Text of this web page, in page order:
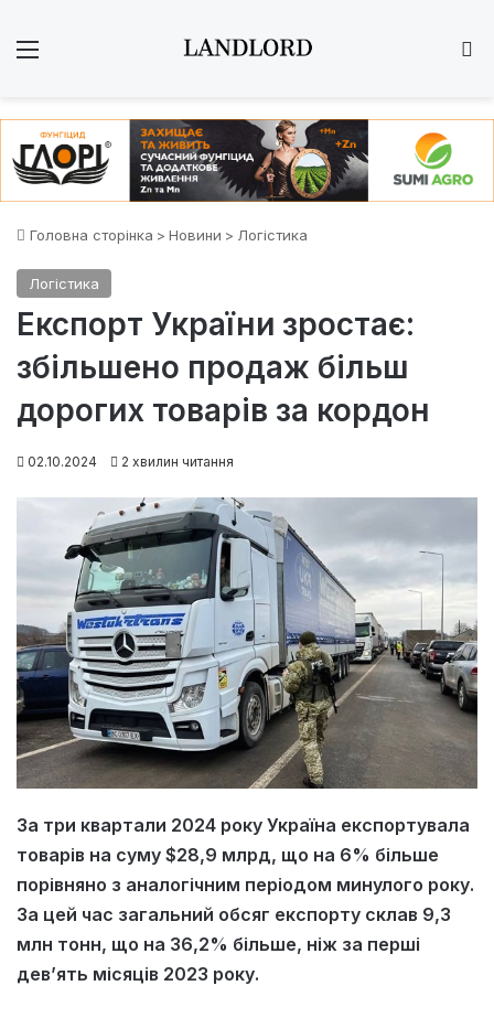
Головна сторінка > Новини > Логістика
Логістика
Експорт України зростає:
збільшено продаж більш
дорогих товарів за кордон
02.10.2024 2 хвилин читання
За три квартали 2024 року Україна експортувала
товарів на суму $28,9 млрд, що на 6% більше
порівняно з аналогічним періодом минулого року.
За цей час загальний обсяг експорту склав 9,3
млн тонн, що на 36,2% більше, ніж за перші
дев’ять місяців 2023 року.